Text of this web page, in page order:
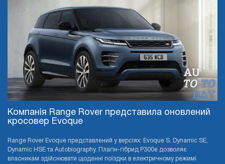
Компанія Range Rover представила оновлений
кросовер Evoque
Range Rover Evoque представлений у версіях: Evoque S, Dynamic SE,
Dynamic HSE та Autobiography. Плагін-гібрид P300e дозволяє
власникам здійснювати щоденні поїздки в електричному режимі